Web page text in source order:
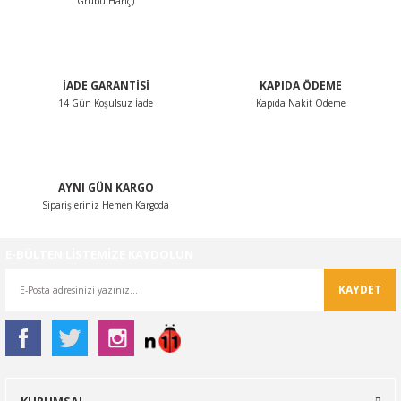
İADE GARANTİSİ
14 Gün Koşulsuz İade
KAPIDA ÖDEME
Kapıda Nakit Ödeme
AYNI GÜN KARGO
Siparişleriniz Hemen Kargoda
KAYDET